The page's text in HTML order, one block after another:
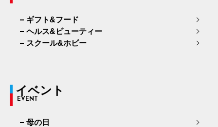
ギフト&フード
ヘルス&ビューティー
スクール&ホビー
イベント
EVENT
母の日